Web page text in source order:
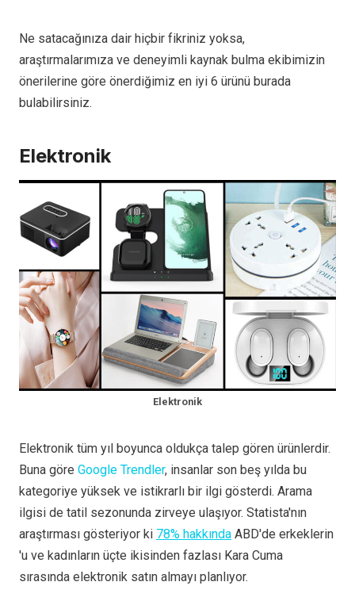
Ne satacağınıza dair hiçbir fikriniz yoksa,
araştırmalarımıza ve deneyimli kaynak bulma ekibimizin
önerilerine göre önerdiğimiz en iyi 6 ürünü burada
bulabilirsiniz.
Elektronik
Elektronik
Elektronik tüm yıl boyunca oldukça talep gören ürünlerdir.
Buna göre Google Trendler, insanlar son beş yılda bu
kategoriye yüksek ve istikrarlı bir ilgi gösterdi. Arama
ilgisi de tatil sezonunda zirveye ulaşıyor. Statista'nın
araştırması gösteriyor ki 78% hakkında ABD'de erkeklerin
'u ve kadınların üçte ikisinden fazlası Kara Cuma
sırasında elektronik satın almayı planlıyor.